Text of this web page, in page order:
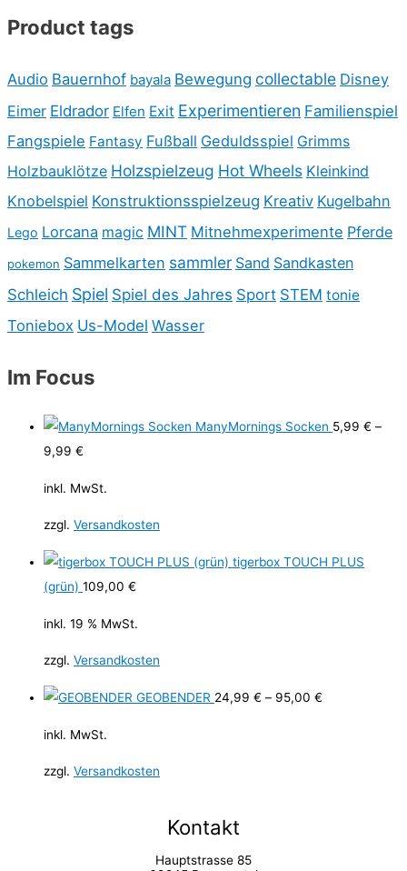
Product tags
Audio Bauernhof bayala Bewegung collectable Disney
Eimer Eldrador Elfen Exit Experimentieren Familienspiel
Fangspiele Fantasy Fußball Geduldsspiel Grimms
Holzbauklötze Holzspielzeug Hot Wheels Kleinkind
Knobelspiel Konstruktionsspielzeug Kreativ Kugelbahn
Lego Lorcana magic MINT Mitnehmexperimente Pferde
pokemon Sammelkarten sammler Sand Sandkasten
Schleich Spiel Spiel des Jahres Sport STEM tonie
Toniebox Us-Model Wasser
Im Focus
ManyMornings Socken 5,99 € –
9,99 €
inkl. MwSt.
zzgl. Versandkosten
tigerbox TOUCH PLUS
(grün) 109,00 €
inkl. 19 % MwSt.
zzgl. Versandkosten
GEOBENDER 24,99 € – 95,00 €
inkl. MwSt.
zzgl. Versandkosten
Kontakt
Hauptstrasse 85